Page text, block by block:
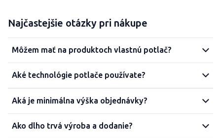
Najčastejšie otázky pri nákupe
Môžem mať na produktoch vlastnú potlač?
Aké technológie potlače používate?
Aká je minimálna výška objednávky?
Ako dlho trvá výroba a dodanie?